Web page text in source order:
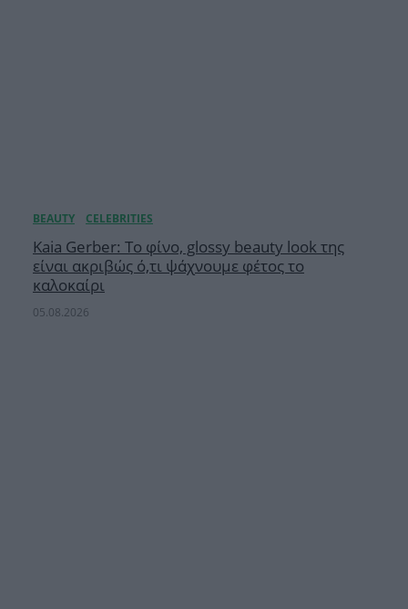
Κaia Gerber: Το φίνο, glossy beauty look της
είναι ακριβώς ό,τι ψάχνουμε φέτος το
καλοκαίρι
05.08.2026